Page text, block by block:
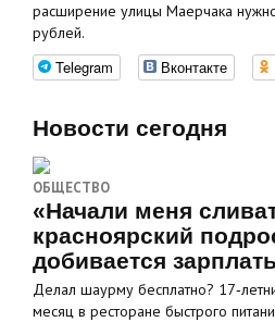
расширение улицы Маерчака
рублей.
Telegram Вконтакте
Новости сегодня
ОБЩЕСТВО
«Начали меня
красноярский
добивается
Делал шаурму бесплатно?
месяц в ресторане быстрого